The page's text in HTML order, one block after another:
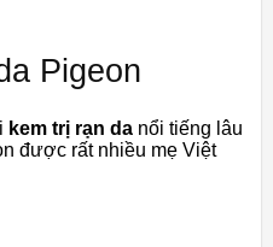
Pigeon
kem trị rạn da nổi tiếng lâu
được rất nhiều mẹ Việt